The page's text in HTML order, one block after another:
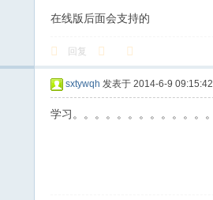
在线版后面会支持的
回复
sxtywqh 发表于 2014-6-9 09:15:42
学习。。。。。。。。。。。。